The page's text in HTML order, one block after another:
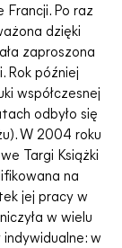
Francji. Po raz
dzięki
zaproszona
Rok później
współczesnej
odbyło się
W 2004 roku
Targi Książki
na
jej pracy w
w wielu
w